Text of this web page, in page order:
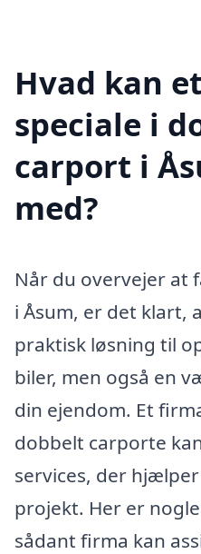
Hvad kan
speciale i
carport i
med?
Når du overvejer at
i Åsum, er det klart,
praktisk løsning til
biler, men også en
din ejendom. Et
dobbelt carporte
services, der
projekt. Her er
sådant firma kan